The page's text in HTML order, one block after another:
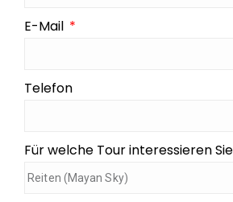
E-Mail
Telefon
Für welche Tour interessieren